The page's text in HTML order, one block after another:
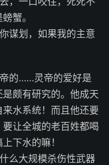
蟹。
谋划，如果我的主意
的……灵帝的爱好是
颇有研究的。他成天
水系统！而且他还要
让全城的老百姓都喝
下水的嘛！
么大规模杀伤性武器